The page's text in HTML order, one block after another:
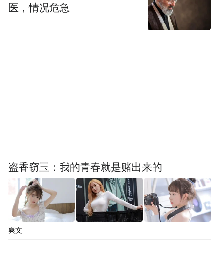
医，情况危急
盗香窃玉：我的青春就是赌出来的
爽文